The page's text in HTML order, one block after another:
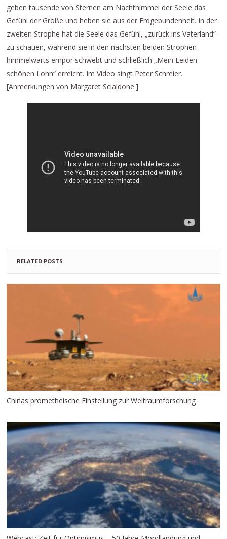
geben tausende von Sternen am Nachthimmel der Seele das
Gefühl der Größe und heben sie aus der Erdgebundenheit. In der
zweiten Strophe hat die Seele das Gefühl, „zurück ins Vaterland“
zu schauen, während sie in den nächsten beiden Strophen
himmelwärts empor schwebt und schließlich „Mein Leiden
schönen Lohn“ erreicht. Im Video singt Peter Schreier.
[Anmerkungen von Margaret Scialdone.]
RELATED POSTS
Chinas prometheische Einstellung zur Weltraumforschung